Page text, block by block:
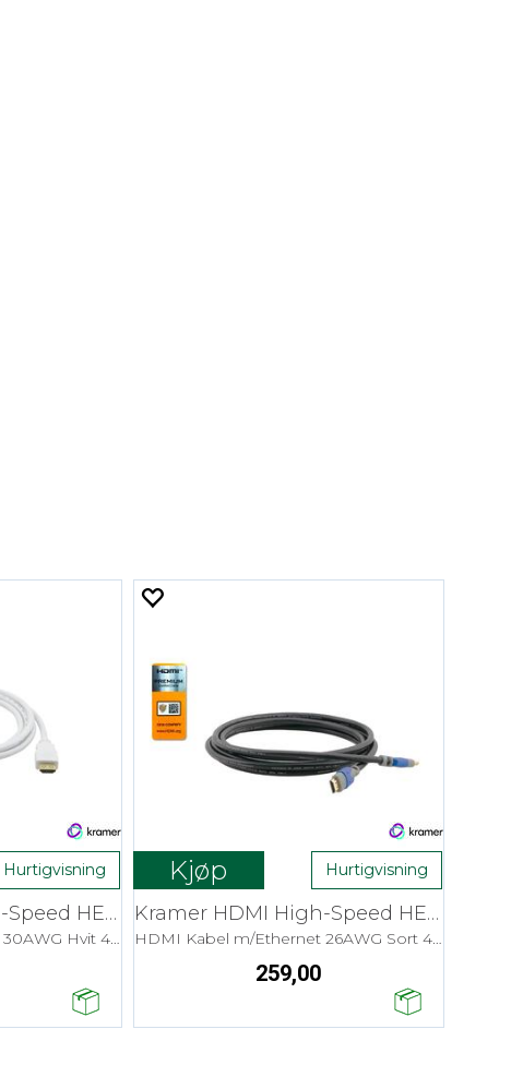
Hurtigvisning
Kramer HDMI High-Speed HEC - 1,8 m Flex
HDMI Kabel m/Ethernet 30AWG Hvit 4K
Kjøp Hurtigvisning
Kramer HDMI High-Speed HEC - 1,8 m
HDMI Kabel m/Ethernet 26AWG Sort 4K
259,00